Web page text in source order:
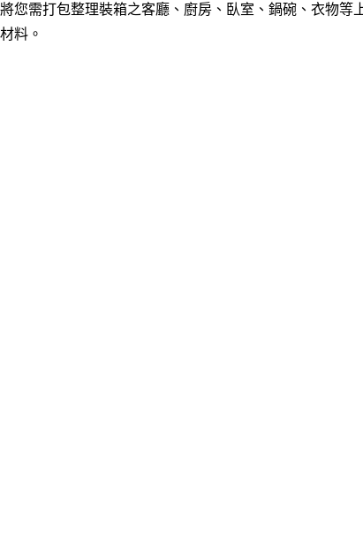
將您需打包整理裝箱之客廳、廚房、臥室、鍋碗、衣物
材料。